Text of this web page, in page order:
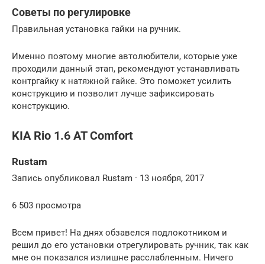
Советы по регулировке
Правильная установка гайки на ручник.
Именно поэтому многие автолюбители, которые уже
проходили данный этап, рекомендуют устанавливать
контргайку к натяжной гайке. Это поможет усилить
конструкцию и позволит лучше зафиксировать
конструкцию.
KIA Rio 1.6 AT Comfort
Rustam
Запись опубликовал Rustam · 13 ноября, 2017
6 503 просмотра
Всем привет! На днях обзавелся подлокотником и
решил до его установки отрегулировать ручник, так как
мне он показался излишне расслабленным. Ничего